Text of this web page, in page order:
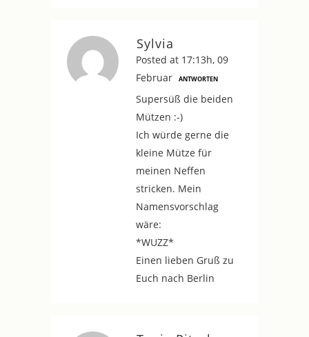
Sylvia
Posted at 17:13h, 09
Februar
ANTWORTEN
Supersüß die beiden
Mützen :-)
Ich würde gerne die
kleine Mütze für
meinen Neffen
stricken. Mein
Namensvorschlag
wäre:
*WUZZ*
Einen lieben Gruß zu
Euch nach Berlin